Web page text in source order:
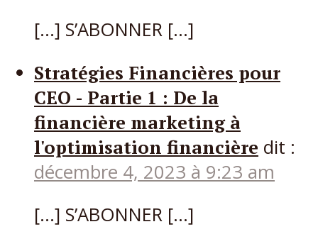
[…] S’ABONNER […]
Stratégies Financières pour
CEO - Partie 1 : De la
financière marketing à
l'optimisation financière dit :
décembre 4, 2023 à 9:23 am
[…] S’ABONNER […]